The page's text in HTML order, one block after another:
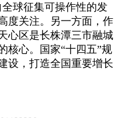
球征集可操作性的发
度关注。另一方面，作
心区是长株潭三市融城
核心。国家“十四五”规
设，打造全国重要增长